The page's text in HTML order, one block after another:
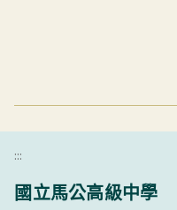
:::
國立馬公高級中學